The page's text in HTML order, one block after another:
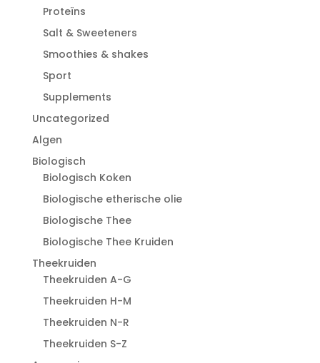
Proteïns
Salt & Sweeteners
Smoothies & shakes
Sport
Supplements
Uncategorized
Algen
Biologisch
Biologisch Koken
Biologische etherische olie
Biologische Thee
Biologische Thee Kruiden
Theekruiden
Theekruiden A-G
Theekruiden H-M
Theekruiden N-R
Theekruiden S-Z